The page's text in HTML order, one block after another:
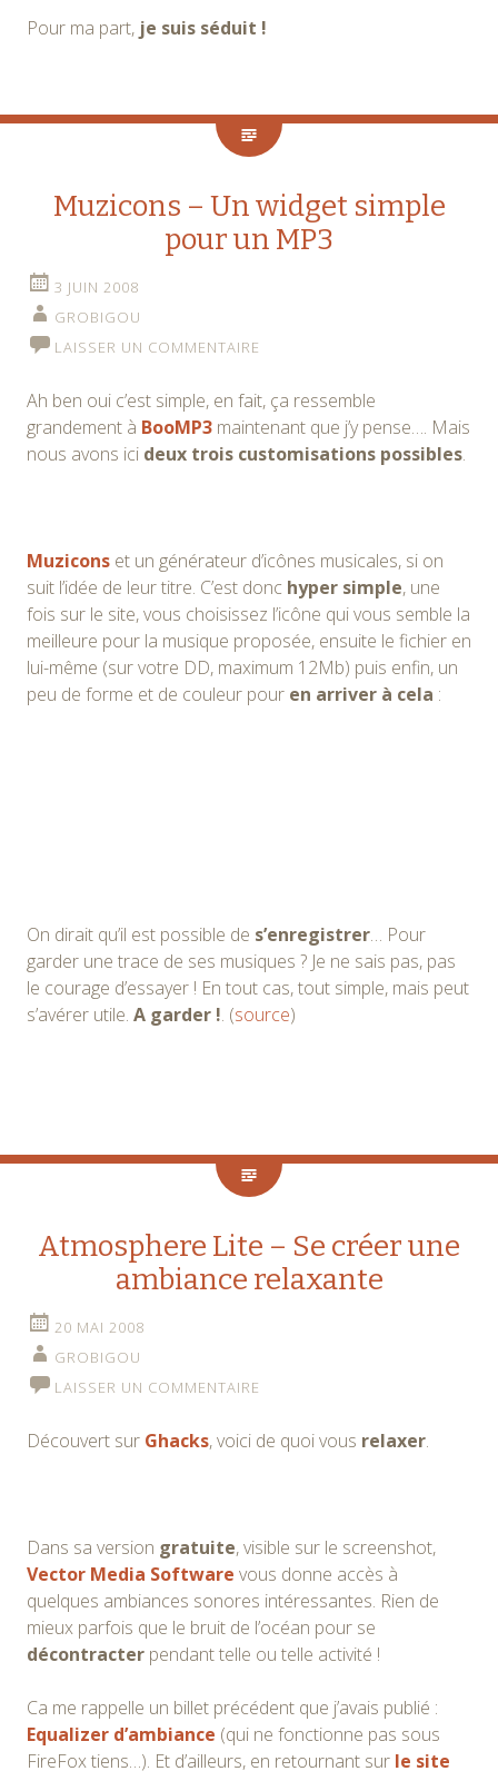
Pour ma part, je suis séduit !
Muzicons – Un widget simple
pour un MP3
3 JUIN 2008
GROBIGOU
LAISSER UN COMMENTAIRE
Ah ben oui c’est simple, en fait, ça ressemble
grandement à BooMP3 maintenant que j’y pense…. Mais
nous avons ici deux trois customisations possibles.
Muzicons et un générateur d’icônes musicales, si on
suit l’idée de leur titre. C’est donc hyper simple, une
fois sur le site, vous choisissez l’icône qui vous semble la
meilleure pour la musique proposée, ensuite le fichier en
lui-même (sur votre DD, maximum 12Mb) puis enfin, un
peu de forme et de couleur pour en arriver à cela :
On dirait qu’il est possible de s’enregistrer… Pour
garder une trace de ses musiques ? Je ne sais pas, pas
le courage d’essayer ! En tout cas, tout simple, mais peut
s’avérer utile. A garder !. (source)
Atmosphere Lite – Se créer une
ambiance relaxante
20 MAI 2008
GROBIGOU
LAISSER UN COMMENTAIRE
Découvert sur Ghacks, voici de quoi vous relaxer.
Dans sa version gratuite, visible sur le screenshot,
Vector Media Software vous donne accès à
quelques ambiances sonores intéressantes. Rien de
mieux parfois que le bruit de l’océan pour se
décontracter pendant telle ou telle activité !
Ca me rappelle un billet précédent que j’avais publié :
Equalizer d’ambiance (qui ne fonctionne pas sous
FireFox tiens…). Et d’ailleurs, en retournant sur le site